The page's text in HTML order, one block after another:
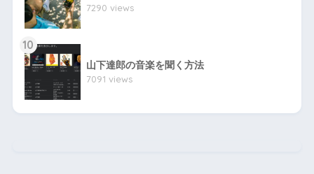
7290 views
10
山下達郎の音楽を聞く方法
7091 views